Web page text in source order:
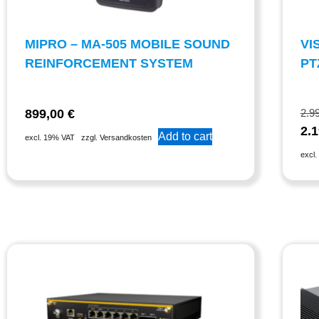
MIPRO – MA-505 MOBILE SOUND
REINFORCEMENT SYSTEM
899,00 €
excl. 19% VAT zzgl. Versandkosten Add to cart
excl.